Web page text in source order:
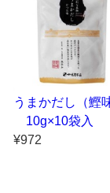
うまかだし（鰹
10g×10袋入
¥972